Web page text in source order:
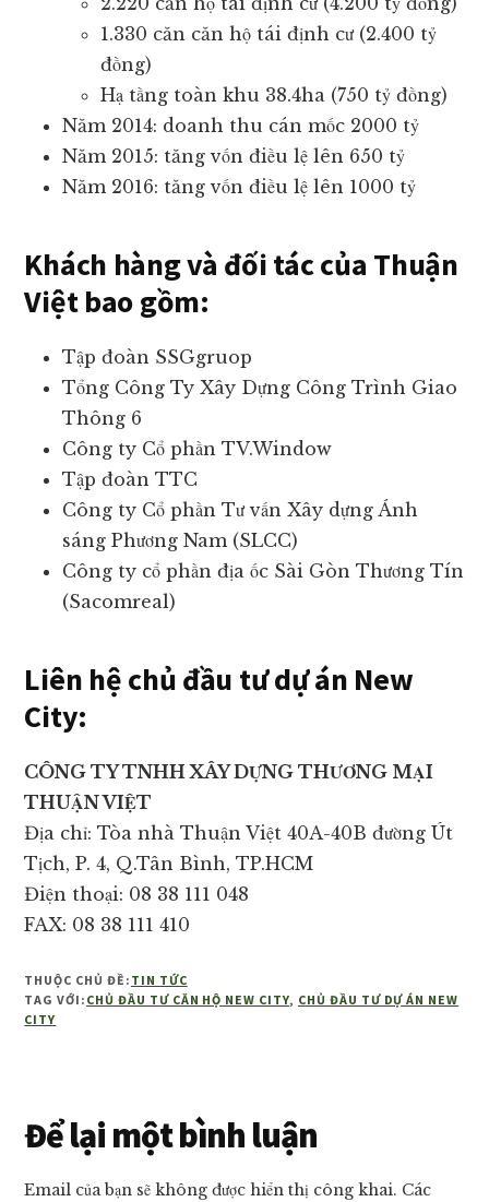
1.330 căn căn hộ tái định cư (2.400 tỷ
đồng)
Hạ tầng toàn khu 38.4ha (750 tỷ đồng)
Năm 2014: doanh thu cán mốc 2000 tỷ
Năm 2015: tăng vốn điều lệ lên 650 tỷ
Năm 2016: tăng vốn điều lệ lên 1000 tỷ
Khách hàng và đối tác của Thuận
Việt bao gồm:
Tập đoàn SSGgruop
Tổng Công Ty Xây Dựng Công Trình Giao
Thông 6
Công ty Cổ phần TV.Window
Tập đoàn TTC
Công ty Cổ phần Tư vấn Xây dựng Ánh
sáng Phương Nam (SLCC)
Công ty cổ phần địa ốc Sài Gòn Thương Tín
(Sacomreal)
Liên hệ chủ đầu tư dự án New
City:
CÔNG TY TNHH XÂY DỰNG THƯƠNG MẠI
THUẬN VIỆT
Địa chỉ: Tòa nhà Thuận Việt 40A-40B đường Út
Tịch, P. 4, Q.Tân Bình, TP.HCM
Điện thoại: 08 38 111 048
FAX: 08 38 111 410
THUỘC CHỦ ĐỀ: TIN TỨC
TAG VỚI: CHỦ ĐẦU TƯ CĂN HỘ NEW CITY, CHỦ ĐẦU TƯ DỰ ÁN NEW
CITY
Reader
Interactions
Để lại một bình luận
Email của bạn sẽ không được hiển thị công khai. Các